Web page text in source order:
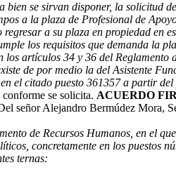
bien se sirvan disponer, la solicitud
a la plaza de Profesional de
a su plaza en propiedad en
los requisitos que demanda la
artículos 34 y 36 del Reglamento
de por medio la del Asistente
el citado puesto 361357 a partir
se solicita. ACUERDO
señor Alejandro Bermúdez Mora,
de Recursos Humanos, en el
concretamente en los puestos
ternas: